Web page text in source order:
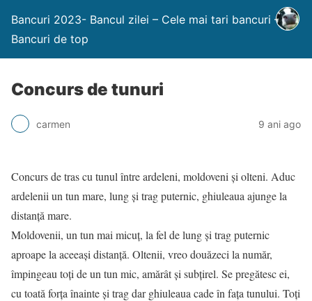
Bancuri 2023- Bancul zilei – Cele mai tari bancuri –
Bancuri de top
Concurs de tunuri
carmen 9 ani ago
Concurs de tras cu tunul între ardeleni, moldoveni și olteni. Aduc
ardelenii un tun mare, lung și trag puternic, ghiuleaua ajunge la
distanță mare.
Moldovenii, un tun mai micuț, la fel de lung și trag puternic
aproape la aceeași distanță. Oltenii, vreo douăzeci la număr,
împingeau toți de un tun mic, amărât și subțirel. Se pregătesc ei,
cu toată forța înainte și trag dar ghiuleaua cade în fața tunului. Toți